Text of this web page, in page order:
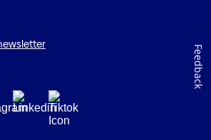
Feedback